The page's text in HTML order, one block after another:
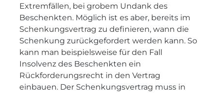
Extremfällen, bei grobem Undank des
Beschenkten. Möglich ist es aber, bereits im
Schenkungsvertrag zu definieren, wann die
Schenkung zurückgefordert werden kann. So
kann man beispielsweise für den Fall
Insolvenz des Beschenkten ein
Rückforderungsrecht in den Vertrag
einbauen. Der Schenkungsvertrag muss in